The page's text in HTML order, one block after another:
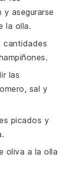
asegurarse
la olla.
cantidades
las
sal y
picados y
oliva a la olla